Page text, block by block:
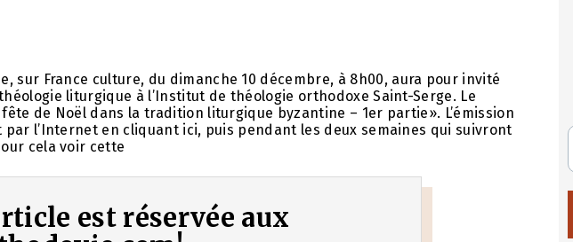
sur France culture, du dimanche 10 décembre, à 8h00, aura pour invité
liturgique à l’Institut de théologie orthodoxe Saint-Serge. Le
de Noël dans la tradition liturgique byzantine – 1er partie». L’émission
l’Internet en cliquant ici, puis pendant les deux semaines qui suivront
cela voir cette
est réservée aux